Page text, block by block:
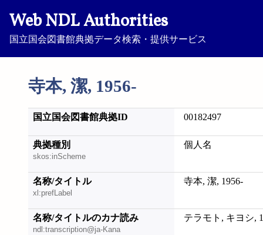
Web NDL Authorities
国立国会図書館典拠データ検索・提供サービス
寺本, 潔, 1956-
国立国会図書館典拠ID 00182497
典拠種別
skos:inScheme
個人名
名称/タイトル
xl:prefLabel
寺本, 潔, 1956-
名称/タイトルのカナ読み
ndl:transcription@ja-Kana
テラモト, キヨシ,